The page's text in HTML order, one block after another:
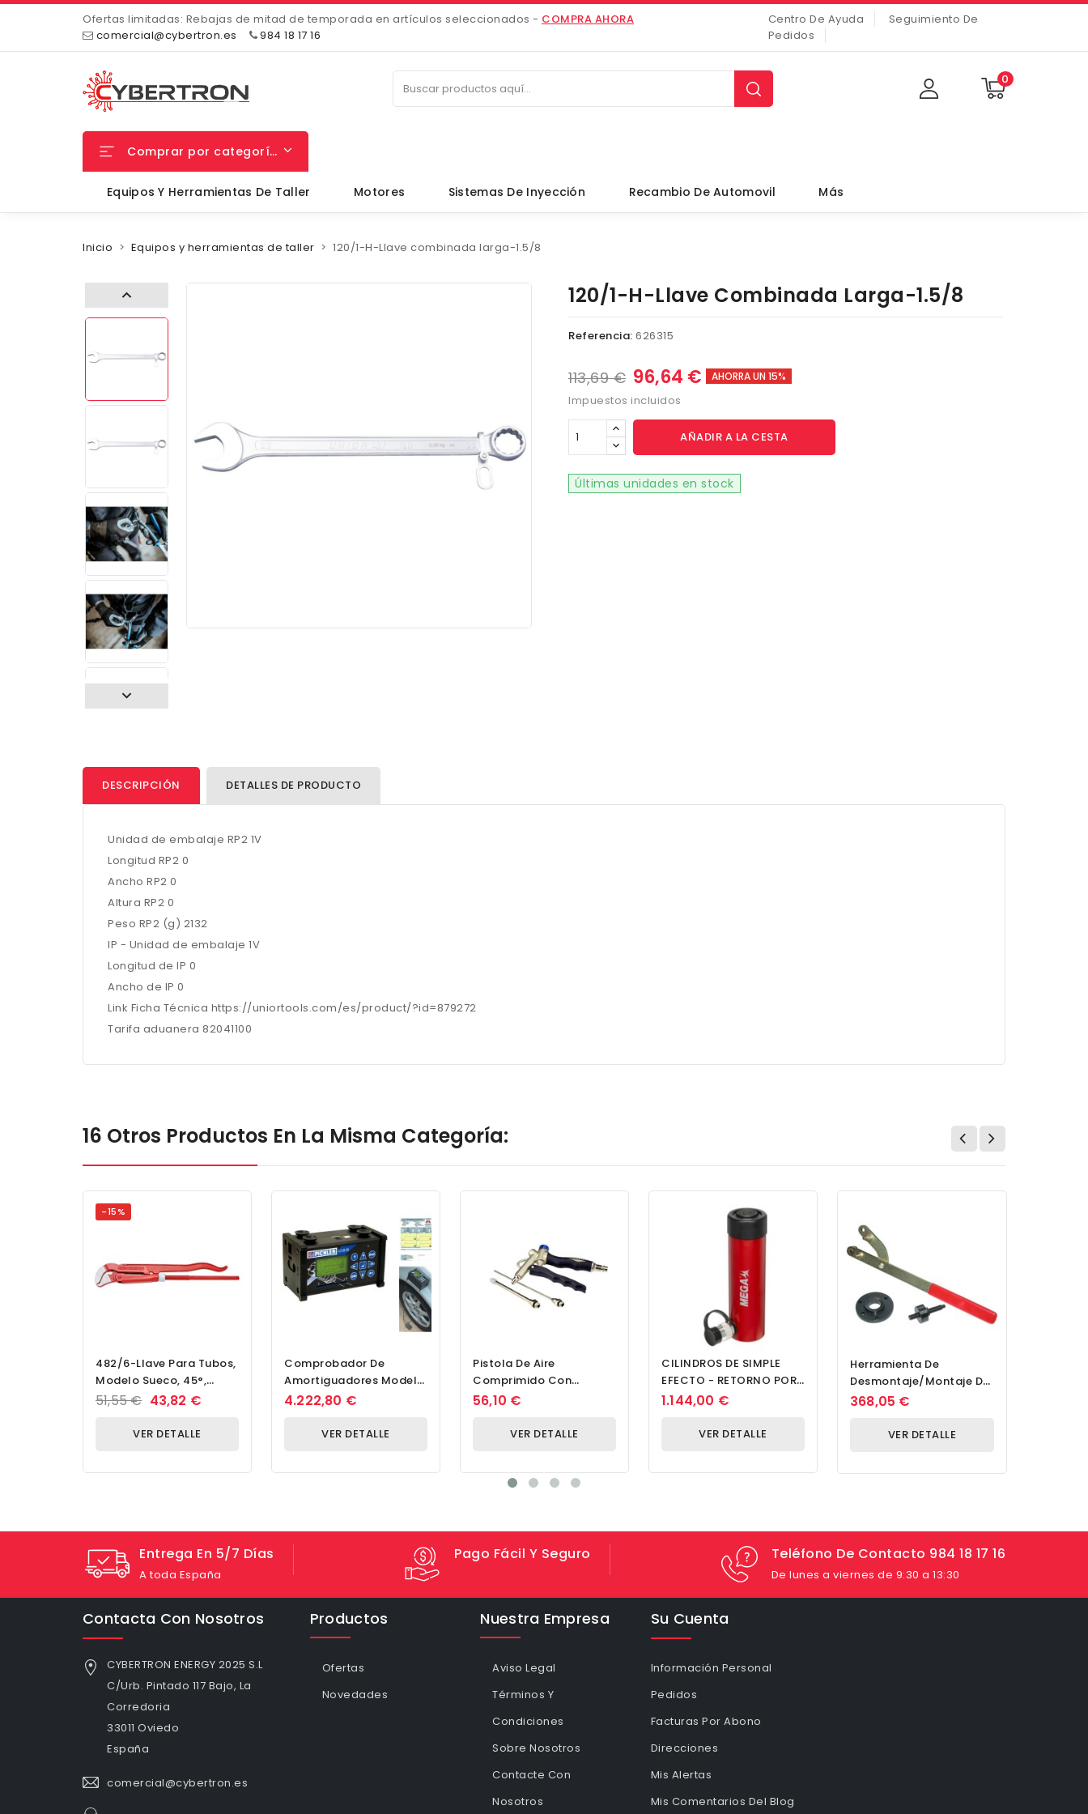
Ofertas limitadas: Rebajas de mitad de temporada en artículos seleccionados - COMPRA AHORA
comercial@cybertron.es
984 18 17 16
Centro De Ayuda
Seguimiento De
Pedidos
0
Comprar por categorías
Equipos Y Herramientas De Taller Motores Sistemas De Inyección Recambio De Automovil Más
Inicio Equipos y herramientas de taller 120/1-H-Llave combinada larga-1.5/8
120/1-H-Llave Combinada Larga-1.5/8
Referencia: 626315
113,69 € 96,64 € AHORRA UN 15%
Impuestos incluidos
AÑADIR A LA CESTA
Últimas unidades en stock
DESCRIPCIÓN DETALLES DE PRODUCTO
Unidad de embalaje RP2 1V
Longitud RP2 0
Ancho RP2 0
Altura RP2 0
Peso RP2 (g) 2132
IP - Unidad de embalaje 1V
Longitud de IP 0
Ancho de IP 0
Link Ficha Técnica https://uniortools.com/es/product/?id=879272
Tarifa aduanera 82041100
16 Otros Productos En La Misma Categoría:
-15%
482/6-Llave Para Tubos,
Modelo Sueco, 45°,
Forma De S-1
51,55 € 43,82 €
VER DETALLE
Comprobador De
Amortiguadores Modelo
S-A-T USB Prueba
4.222,80 €
VER DETALLE
Pistola De Aire
Comprimido Con
Empuñadura De Pistola Y
56,10 €
VER DETALLE
CILINDROS DE SIMPLE
EFECTO - RETORNO POR
MUELLE - SS50157
1.144,00 €
VER DETALLE
Herramienta De
Desmontaje/montaje De
Amortiguador De
368,05 €
VER DETALLE
Entrega En 5/7 Días
A toda España
Pago Fácil Y Seguro Teléfono De Contacto 984 18 17 16
De lunes a viernes de 9:30 a 13:30
Contacta Con Nosotros
CYBERTRON ENERGY 2025 S.L
C/Urb. Pintado 117 Bajo, La
Corredoria
33011 Oviedo
España
comercial@cybertron.es
Productos
Ofertas
Novedades
Nuestra Empresa
Aviso Legal
Términos Y
Condiciones
Sobre Nosotros
Contacte Con
Nosotros
Su Cuenta
Información Personal
Pedidos
Facturas Por Abono
Direcciones
Mis Alertas
Mis Comentarios Del Blog